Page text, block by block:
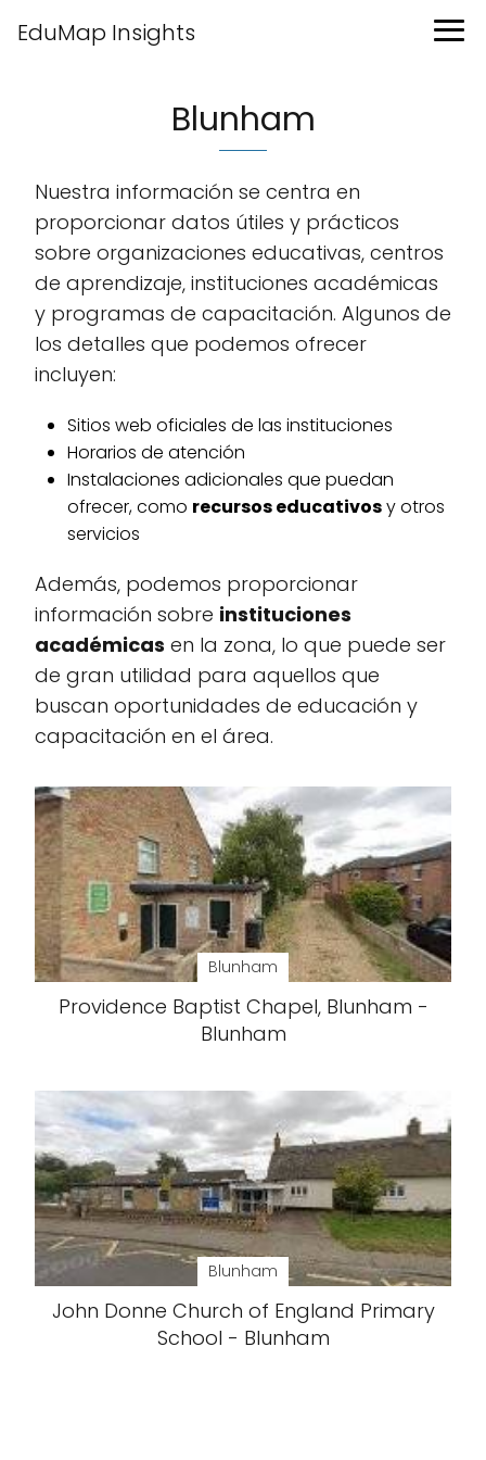
EduMap Insights
Blunham
Nuestra información se centra en
proporcionar datos útiles y prácticos
sobre organizaciones educativas, centros
de aprendizaje, instituciones académicas
y programas de capacitación. Algunos de
los detalles que podemos ofrecer
incluyen:
Sitios web oficiales de las instituciones
Horarios de atención
Instalaciones adicionales que puedan
ofrecer, como recursos educativosy otros
servicios
Además, podemos proporcionar
información sobre instituciones
académicas en la zona, lo que puede ser
de gran utilidad para aquellos que
buscan oportunidades de educación y
capacitación en el área.
Blunham
Providence Baptist Chapel, Blunham -
Blunham
Blunham
John Donne Church of England Primary
School - Blunham